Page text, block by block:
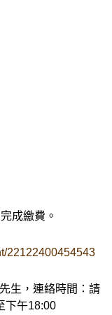
成繳費。
22122400454543
生，連絡時間：請
下午18:00